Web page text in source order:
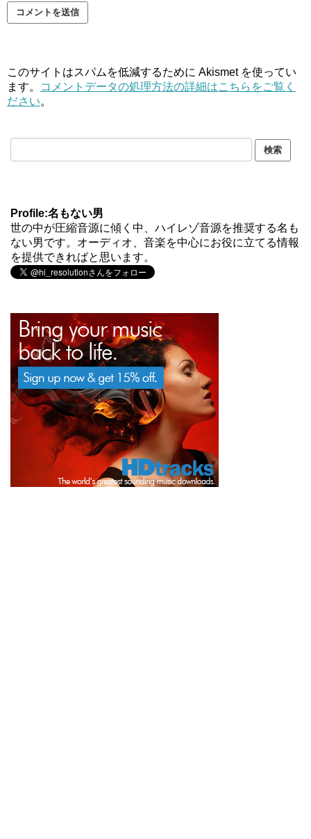
このサイトはスパムを低減するために Akismet を使ってい
ます。
コメントデータの処理方法の詳細はこちらをご覧く
ださい。
Profile:名もない男
世の中が圧縮音源に傾く中、ハイレゾ音源を推奨する名も
ない男です。オーディオ、音楽を中心にお役に立てる情報
を提供できればと思います。